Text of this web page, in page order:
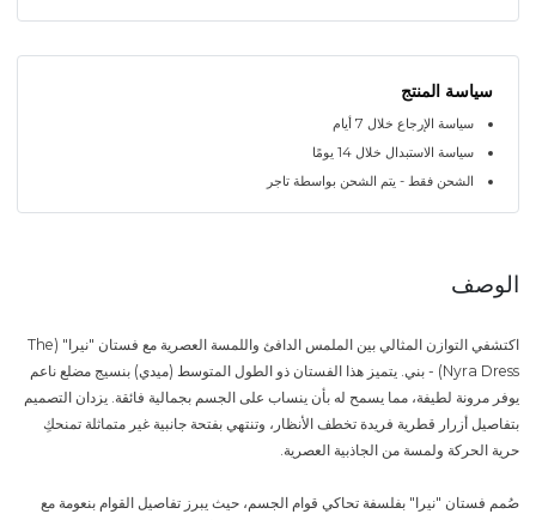
سياسة المنتج
سياسة الإرجاع خلال 7 أيام
سياسة الاستبدال خلال 14 يومًا
الشحن فقط - يتم الشحن بواسطة تاجر
الوصف
اكتشفي التوازن المثالي بين الملمس الدافئ واللمسة العصرية مع فستان "نيرا" (The
Nyra Dress) - بني. يتميز هذا الفستان ذو الطول المتوسط (ميدي) بنسيج مضلع ناعم
يوفر مرونة لطيفة، مما يسمح له بأن ينساب على الجسم بجمالية فائقة. يزدان التصميم
بتفاصيل أزرار قطرية فريدة تخطف الأنظار، وتنتهي بفتحة جانبية غير متماثلة تمنحكِ
حرية الحركة ولمسة من الجاذبية العصرية.
صُمم فستان "نيرا" بفلسفة تحاكي قوام الجسم، حيث يبرز تفاصيل القوام بنعومة مع